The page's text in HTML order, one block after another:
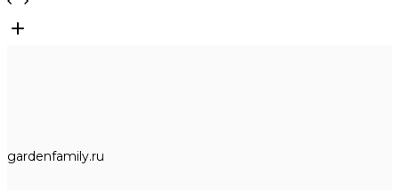
gardenfamily.ru